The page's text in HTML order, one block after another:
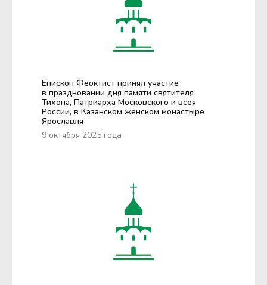
Епископ Феоктист принял участие
в праздновании дня памяти святителя
Тихона, Патриарха Московского и всея
России, в Казанском женском монастыре
Ярославля
9 октября 2025 года